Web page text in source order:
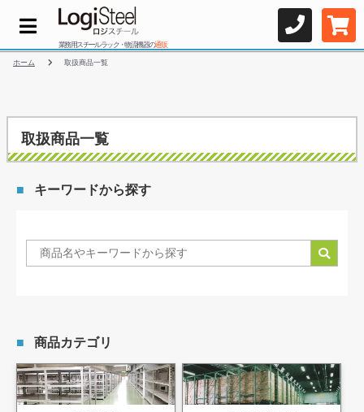
業務用スチールラック・物流機器の通販
ホーム 取扱商品一覧
取扱商品一覧
キーワードから探す
商品カテゴリ